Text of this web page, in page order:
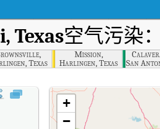
Texas空气污染
Texas
Mission,
Harlingen, Texas
San
Corpus Christi, Texas实时空气质量指数（
+
−